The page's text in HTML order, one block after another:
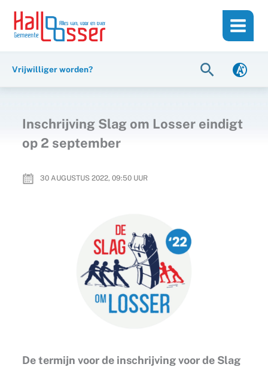
inhoud
naar
Vrijwilliger worden? Zoeken
Inschrijving Slag om Losser eindigt
op 2 september
30 AUGUSTUS 2022, 09:50UUR
De termijn voor de inschrijving voor de Slag